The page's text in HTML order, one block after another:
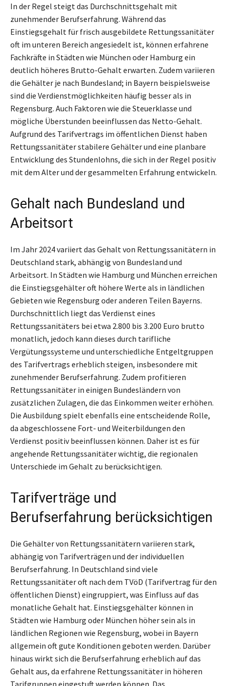
In der Regel steigt das Durchschnittsgehalt mit
zunehmender Berufserfahrung. Während das
Einstiegsgehalt für frisch ausgebildete Rettungssanitäter
oft im unteren Bereich angesiedelt ist, können erfahrene
Fachkräfte in Städten wie München oder Hamburg ein
deutlich höheres Brutto-Gehalt erwarten. Zudem variieren
die Gehälter je nach Bundesland; in Bayern beispielsweise
sind die Verdienstmöglichkeiten häufig besser als in
Regensburg. Auch Faktoren wie die Steuerklasse und
mögliche Überstunden beeinflussen das Netto-Gehalt.
Aufgrund des Tarifvertrags im öffentlichen Dienst haben
Rettungssanitäter stabilere Gehälter und eine planbare
Entwicklung des Stundenlohns, die sich in der Regel positiv
mit dem Alter und der gesammelten Erfahrung entwickeln.
Gehalt nach Bundesland und
Arbeitsort
Im Jahr 2024 variiert das Gehalt von Rettungssanitätern in
Deutschland stark, abhängig von Bundesland und
Arbeitsort. In Städten wie Hamburg und München erreichen
die Einstiegsgehälter oft höhere Werte als in ländlichen
Gebieten wie Regensburg oder anderen Teilen Bayerns.
Durchschnittlich liegt das Verdienst eines
Rettungssanitäters bei etwa 2.800 bis 3.200 Euro brutto
monatlich, jedoch kann dieses durch tarifliche
Vergütungssysteme und unterschiedliche Entgeltgruppen
des Tarifvertrags erheblich steigen, insbesondere mit
zunehmender Berufserfahrung. Zudem profitieren
Rettungssanitäter in einigen Bundesländern von
zusätzlichen Zulagen, die das Einkommen weiter erhöhen.
Die Ausbildung spielt ebenfalls eine entscheidende Rolle,
da abgeschlossene Fort- und Weiterbildungen den
Verdienst positiv beeinflussen können. Daher ist es für
angehende Rettungssanitäter wichtig, die regionalen
Unterschiede im Gehalt zu berücksichtigen.
Tarifverträge und
Berufserfahrung berücksichtigen
Die Gehälter von Rettungssanitätern variieren stark,
abhängig von Tarifverträgen und der individuellen
Berufserfahrung. In Deutschland sind viele
Rettungssanitäter oft nach dem TVöD (Tarifvertrag für den
öffentlichen Dienst) eingruppiert, was Einfluss auf das
monatliche Gehalt hat. Einstiegsgehälter können in
Städten wie Hamburg oder München höher sein als in
ländlichen Regionen wie Regensburg, wobei in Bayern
allgemein oft gute Konditionen geboten werden. Darüber
hinaus wirkt sich die Berufserfahrung erheblich auf das
Gehalt aus, da erfahrene Rettungssanitäter in höheren
Tarifgruppen eingestuft werden können. Das